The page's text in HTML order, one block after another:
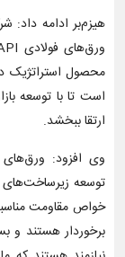
هیزم‌بر ادامه داد:
محصول استراتژیک
است تا با توسعه
ارتقا ببخشد.
توسعه زیرساخت‌های
خواص مقاومت
برخوردار هستند و